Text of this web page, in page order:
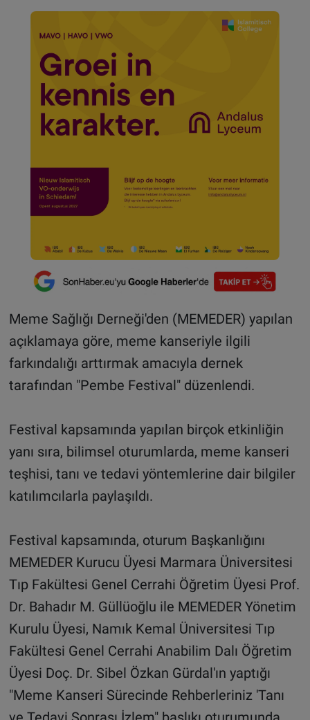
Meme Sağlığı Derneği'den (MEMEDER) yapılan
açıklamaya göre, meme kanseriyle ilgili
farkındalığı arttırmak amacıyla dernek
tarafından "Pembe Festival" düzenlendi.
Festival kapsamında yapılan birçok etkinliğin
yanı sıra, bilimsel oturumlarda, meme kanseri
teşhisi, tanı ve tedavi yöntemlerine dair bilgiler
katılımcılarla paylaşıldı.
Festival kapsamında, oturum Başkanlığını
MEMEDER Kurucu Üyesi Marmara Üniversitesi
Tıp Fakültesi Genel Cerrahi Öğretim Üyesi Prof.
Dr. Bahadır M. Güllüoğlu ile MEMEDER Yönetim
Kurulu Üyesi, Namık Kemal Üniversitesi Tıp
Fakültesi Genel Cerrahi Anabilim Dalı Öğretim
Üyesi Doç. Dr. Sibel Özkan Gürdal'ın yaptığı
"Meme Kanseri Sürecinde Rehberleriniz 'Tanı